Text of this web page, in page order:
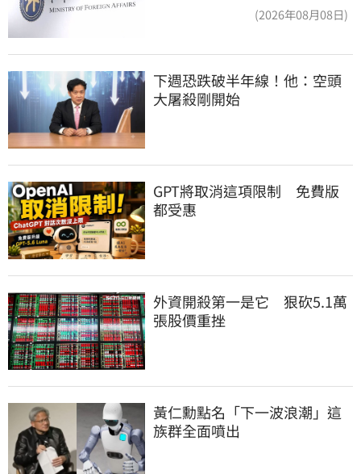
(2026年08月08日)
下週恐跌破半年線！他：空頭
大屠殺剛開始
GPT將取消這項限制　免費版
都受惠
外資開殺第一是它　狠砍5.1萬
張股價重挫
黃仁勳點名「下一波浪潮」這
族群全面噴出